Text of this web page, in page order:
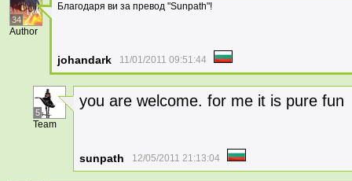
34
Author
Благодаря ви за превод "Sunpath"!
johandark 11/01/2011 09:51:44
5
Team
you are welcome. for me it is pure fun
sunpath 12/05/2011 21:13:04